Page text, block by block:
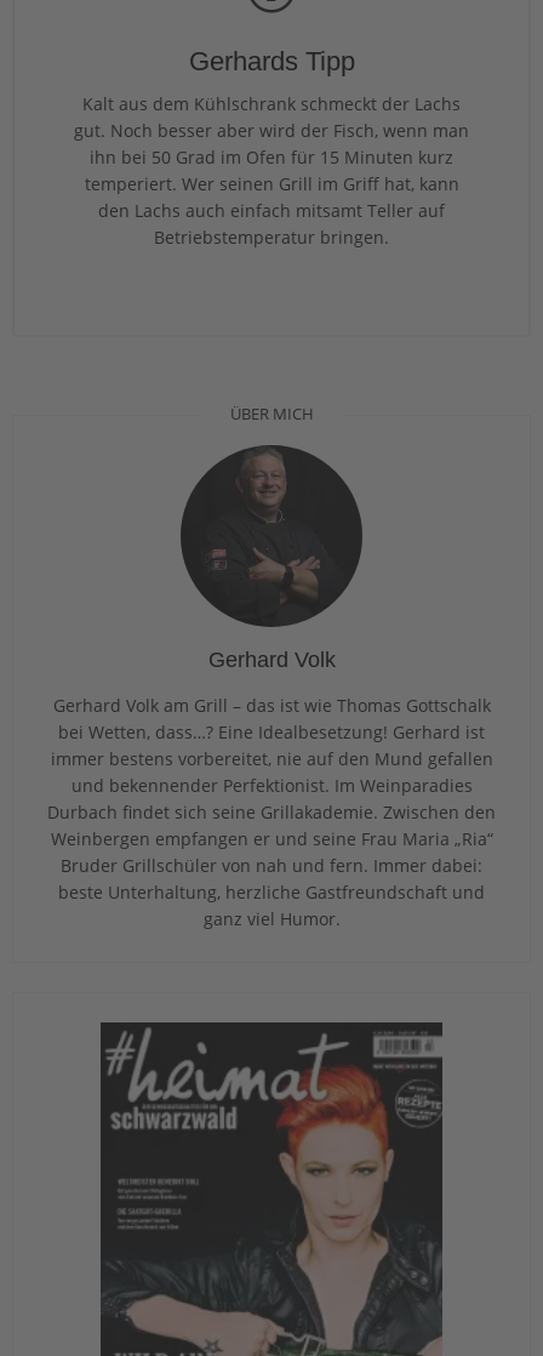
Gerhards Tipp
Kalt aus dem Kühlschrank schmeckt der Lachs
gut. Noch besser aber wird der Fisch, wenn man
ihn bei 50 Grad im Ofen für 15 Minuten kurz
temperiert. Wer seinen Grill im Griff hat, kann
den Lachs auch einfach mitsamt Teller auf
Betriebstemperatur bringen.
ÜBER MICH
Gerhard Volk
Gerhard Volk am Grill – das ist wie Thomas Gottschalk
bei Wetten, dass…? Eine Idealbesetzung! Gerhard ist
immer bestens vorbereitet, nie auf den Mund gefallen
und bekennender Perfektionist. Im Weinparadies
Durbach findet sich seine Grillakademie. Zwischen den
Weinbergen empfangen er und seine Frau Maria „Ria“
Bruder Grillschüler von nah und fern. Immer dabei:
beste Unterhaltung, herzliche Gastfreundschaft und
ganz viel Humor.